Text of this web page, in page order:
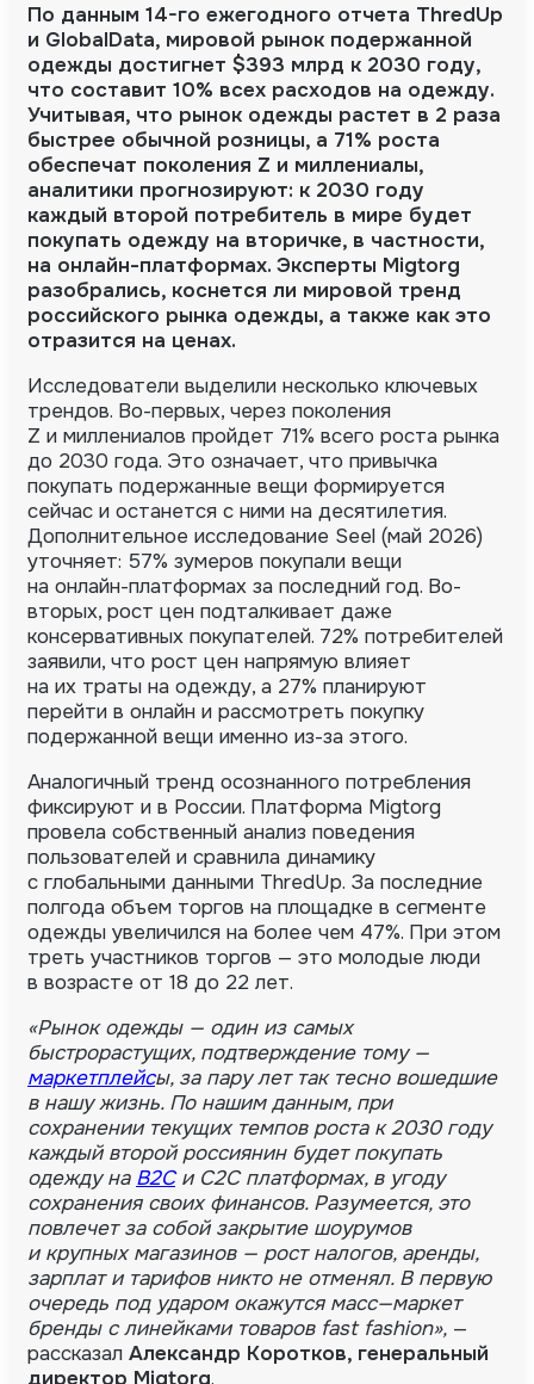
По данным 14-го ежегодного отчета ThredUp
и GlobalData, мировой рынок подержанной
одежды достигнет $393 млрд к 2030 году,
что составит 10% всех расходов на одежду.
Учитывая, что рынок одежды растет в 2 раза
быстрее обычной розницы, а 71% роста
обеспечат поколения Z и миллениалы,
аналитики прогнозируют: к 2030 году
каждый второй потребитель в мире будет
покупать одежду на вторичке, в частности,
на онлайн-платформах. Эксперты Migtorg
разобрались, коснется ли мировой тренд
российского рынка одежды, а также как это
отразится на ценах.
Исследователи выделили несколько ключевых
трендов. Во-первых, через поколения
Z и миллениалов пройдет 71% всего роста рынка
до 2030 года. Это означает, что привычка
покупать подержанные вещи формируется
сейчас и останется с ними на десятилетия.
Дополнительное исследование Seel (май 2026)
уточняет: 57% зумеров покупали вещи
на онлайн-платформах за последний год. Во-
вторых, рост цен подталкивает даже
консервативных покупателей. 72% потребителей
заявили, что рост цен напрямую влияет
на их траты на одежду, а 27% планируют
перейти в онлайн и рассмотреть покупку
подержанной вещи именно из-за этого.
Аналогичный тренд осознанного потребления
фиксируют и в России. Платформа Migtorg
провела собственный анализ поведения
пользователей и сравнила динамику
с глобальными данными ThredUp. За последние
полгода объем торгов на площадке в сегменте
одежды увеличился на более чем 47%. При этом
треть участников торгов — это молодые люди
в возрасте от 18 до 22 лет.
«Рынок одежды — один из самых
быстрорастущих, подтверждение тому —
маркетплейсы, за пару лет так тесно вошедшие
в нашу жизнь. По нашим данным, при
сохранении текущих темпов роста к 2030 году
каждый второй россиянин будет покупать
одежду на B2Cи C2C платформах, в угоду
сохранения своих финансов. Разумеется, это
повлечет за собой закрытие шоурумов
и крупных магазинов — рост налогов, аренды,
зарплат и тарифов никто не отменял. В первую
очередь под ударом окажутся масс—маркет
бренды с линейками товаров fast fashion», —
рассказал Александр Коротков, генеральный
директор Migtorg.